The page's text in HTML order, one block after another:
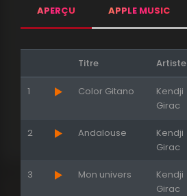
APERÇU APPLE MUSIC
Titre Artiste
1 Color Gitano
Kendji
Girac
2 Andalouse
Kendji
Girac
3 Mon univers
Kendji
Girac